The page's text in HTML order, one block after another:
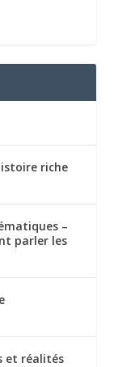
riche
–
parler les
et réalités